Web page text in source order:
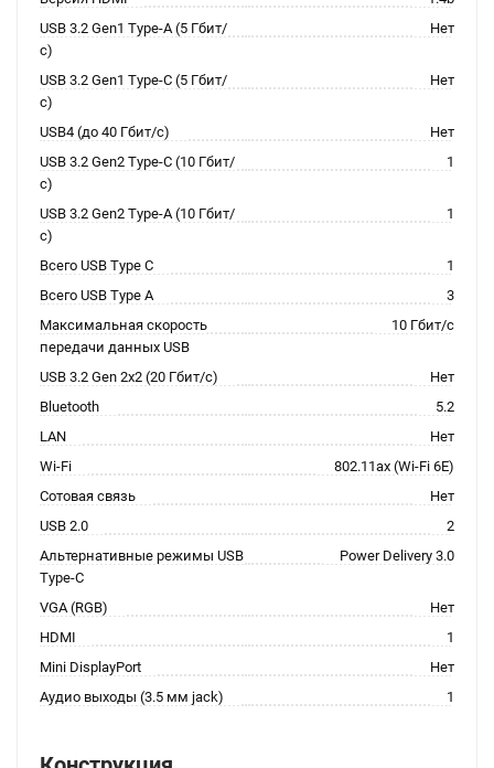
USB 3.2 Gen1 Type-A (5 Гбит/
с)
Нет
USB 3.2 Gen1 Type-C (5 Гбит/
с)
Нет
USB4 (до 40 Гбит/с)
Нет
USB 3.2 Gen2 Type-C (10 Гбит/
с)
1
USB 3.2 Gen2 Type-A (10 Гбит/
с)
1
Всего USB Type C
1
Всего USB Type A
3
Максимальная скорость
передачи данных USB
10 Гбит/с
USB 3.2 Gen 2x2 (20 Гбит/с)
Нет
Bluetooth
5.2
LAN
Нет
Wi-Fi
802.11ax (Wi-Fi 6E)
Сотовая связь
Нет
USB 2.0
2
Альтернативные режимы USB
Type-C
Power Delivery 3.0
VGA (RGB)
Нет
HDMI
1
Mini DisplayPort
Нет
Аудио выходы (3.5 мм jack)
1